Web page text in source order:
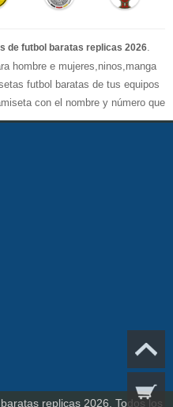
de futbol baratas replicas 2026.
hombre e mujeres,ninos,manga
futbol baratas de tus equipos
con el nombre y número que
replicasson de máxima calidad
que quedarás muy satisfecho
transpirable por lo que te
para animar a tu equipo
conseguirtela lo más barata
replicas 2026. Todos los